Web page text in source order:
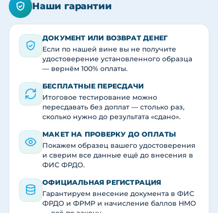
Наши гарантии
ДОКУМЕНТ ИЛИ ВОЗВРАТ ДЕНЕГ
Если по нашей вине вы не получите
удостоверение установленного образца
— вернём 100% оплаты.
БЕСПЛАТНЫЕ ПЕРЕСДАЧИ
Итоговое тестирование можно
пересдавать без доплат — столько раз,
сколько нужно до результата «сдано».
МАКЕТ НА ПРОВЕРКУ ДО ОПЛАТЫ
Покажем образец вашего удостоверения
и сверим все данные ещё до внесения в
ФИС ФРДО.
ОФИЦИАЛЬНАЯ РЕГИСТРАЦИЯ
Гарантируем внесение документа в ФИС
ФРДО и ФРМР и начисление баллов НМО